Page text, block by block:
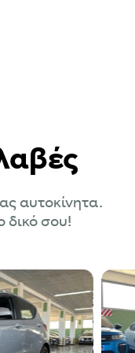
αυτοκίνητα.
δικό σου!